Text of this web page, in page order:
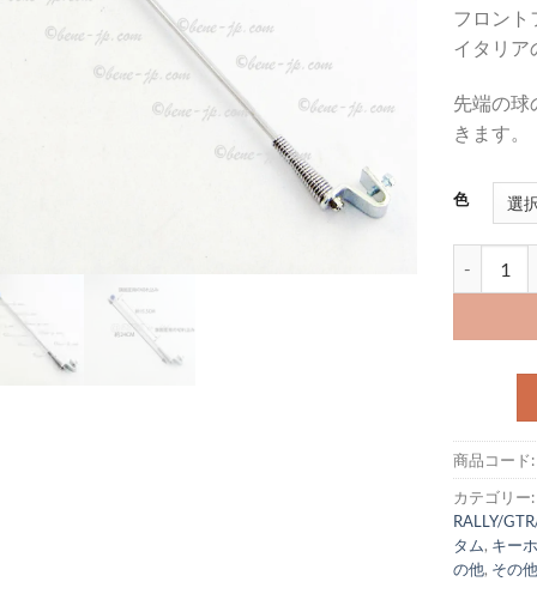
フロン
イタリア
先端の
きます。
色
商品コード
カテゴリー
RALLY/
タム, キー
の他, その他